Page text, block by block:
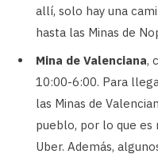
allí, solo hay una
hasta las Minas de
Mina de Valenciana,
10:00-6:00. Para
las Minas de
pueblo, por lo que
Uber. Además,